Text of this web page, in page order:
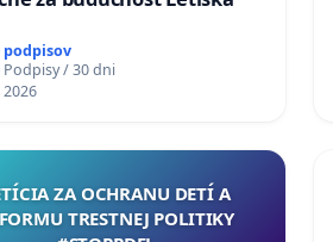
podpisov
Podpisy / 30 dni
2026
ZA OCHRANU DETÍ A
TRESTNEJ POLITIKY